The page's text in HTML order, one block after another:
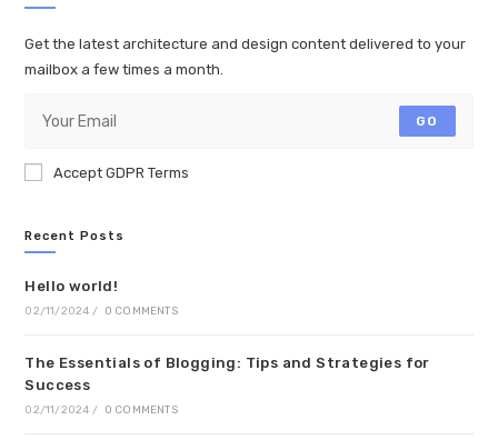
Get the latest architecture and design content delivered to your
mailbox a few times a month.
GO
Accept GDPR Terms
Recent Posts
Hello world!
02/11/2024 / 0 COMMENTS
The Essentials of Blogging: Tips and Strategies for
Success
02/11/2024 / 0 COMMENTS